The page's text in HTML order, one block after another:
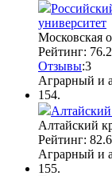
университет
Московская
Рейтинг:
Отзывы:3
Аграрный и
154.
Алтайский
Рейтинг:
Аграрный и
155.